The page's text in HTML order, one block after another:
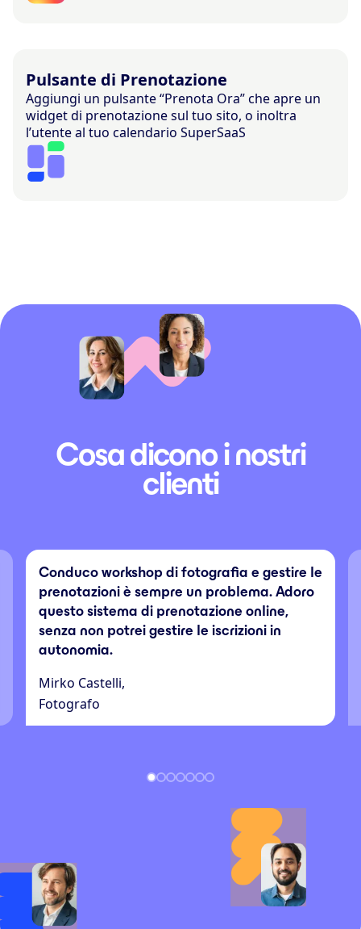
Pulsante di Prenotazione
Aggiungi un pulsante “Prenota Ora” che apre un
widget di prenotazione sul tuo sito, o inoltra
l’utente al tuo calendario SuperSaaS
Cosa dicono i nostri
clienti
Conduco workshop di fotografia e gestire le
prenotazioni è sempre un problema. Adoro
questo sistema di prenotazione online,
senza non potrei gestire le iscrizioni in
autonomia.
Mirko Castelli,
Fotografo